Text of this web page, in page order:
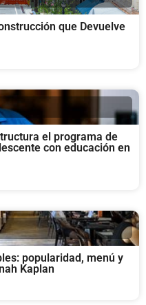
que Devuelve
el programa de
con educación en
popularidad, menú y
Kaplan